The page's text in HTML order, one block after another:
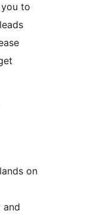
to
on
and